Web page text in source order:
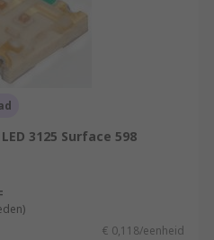
3125 Surface 598
€ 0,118/eenheid